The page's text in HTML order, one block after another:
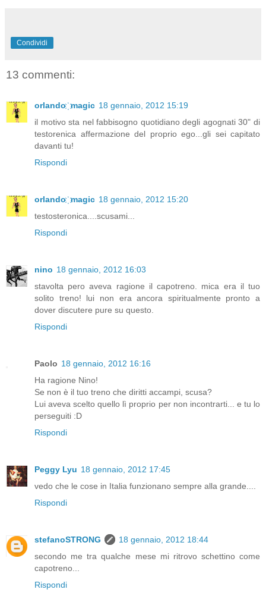
Condividi
13 commenti:
orlando ҉ magic 18 gennaio, 2012 15:19
il motivo sta nel fabbisogno quotidiano degli agognati 30" di
testorenica affermazione del proprio ego...gli sei capitato
davanti tu!
Rispondi
orlando ҉ magic 18 gennaio, 2012 15:20
testosteronica....scusami...
Rispondi
nino 18 gennaio, 2012 16:03
stavolta pero aveva ragione il capotreno. mica era il tuo
solito treno! lui non era ancora spiritualmente pronto a
dover discutere pure su questo.
Rispondi
Paolo 18 gennaio, 2012 16:16
Ha ragione Nino!
Se non è il tuo treno che diritti accampi, scusa?
Lui aveva scelto quello lì proprio per non incontrarti... e tu lo
perseguiti :D
Rispondi
Peggy Lyu 18 gennaio, 2012 17:45
vedo che le cose in Italia funzionano sempre alla grande....
Rispondi
stefanoSTRONG
18 gennaio, 2012 18:44
secondo me tra qualche mese mi ritrovo schettino come
capotreno...
Rispondi